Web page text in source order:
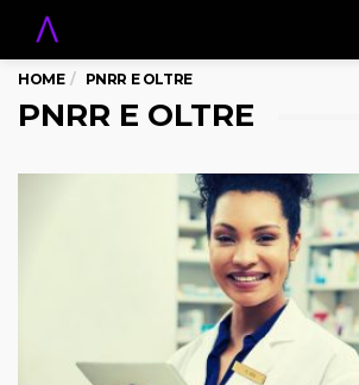
HOME PNRR E OLTRE
PNRR E OLTRE